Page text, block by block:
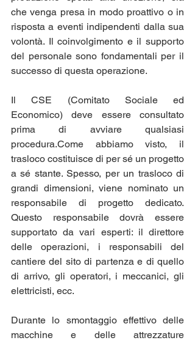
che venga presa in modo proattivo o in
risposta a eventi indipendenti dalla sua
volontà. Il coinvolgimento e il supporto
del personale sono fondamentali per il
successo di questa operazione.
Il CSE (Comitato Sociale ed
Economico) deve essere consultato
prima di avviare qualsiasi
procedura.Come abbiamo visto, il
trasloco costituisce di per sé un progetto
a sé stante. Spesso, per un trasloco di
grandi dimensioni, viene nominato un
responsabile di progetto dedicato.
Questo responsabile dovrà essere
supportato da vari esperti: il direttore
delle operazioni, i responsabili del
cantiere del sito di partenza e di quello
di arrivo, gli operatori, i meccanici, gli
elettricisti, ecc.
Durante lo smontaggio effettivo delle
macchine e delle attrezzature